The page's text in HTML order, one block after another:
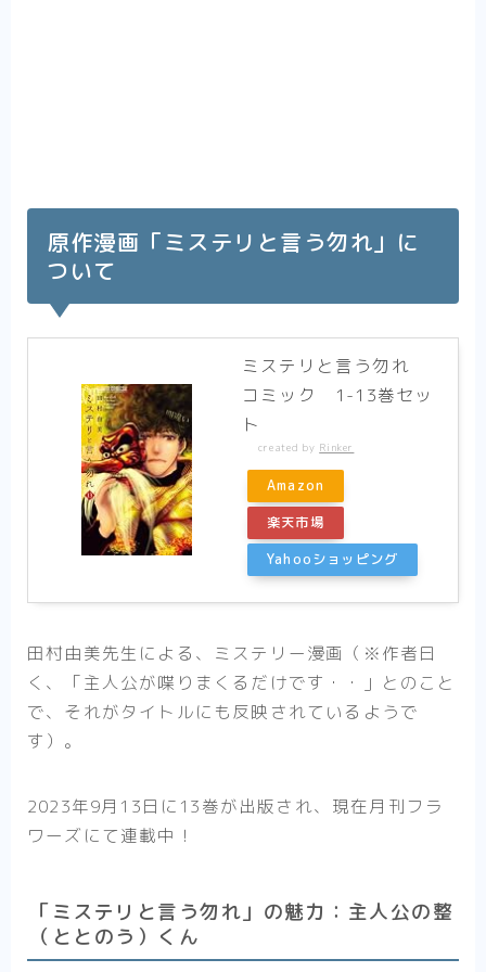
原作漫画「ミステリと言う勿れ」に
ついて
ミステリと言う勿れ
コミック 1-13巻セッ
ト
created by Rinker
Amazon
楽天市場
Yahooショッピング
田村由美先生による、ミステリー漫画（※作者曰
く、「主人公が喋りまくるだけです・・」とのこと
で、それがタイトルにも反映されているようで
す）。
2023年9月13日に13巻が出版され、現在月刊フラ
ワーズにて連載中！
「ミステリと言う勿れ」の魅力：主人公の整
（ととのう）くん